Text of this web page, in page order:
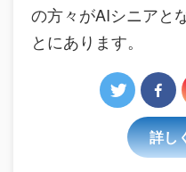
の方々がAIシニアと
とにあります。
詳し